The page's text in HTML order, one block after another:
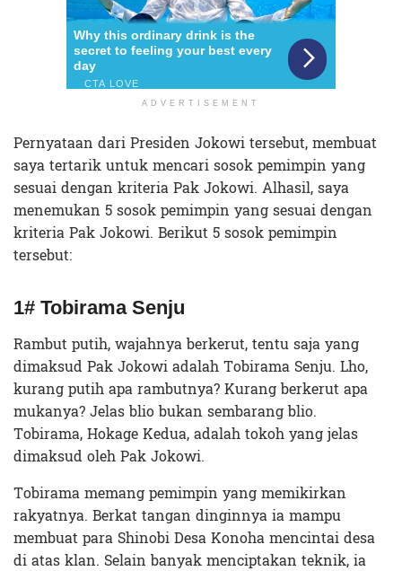
ADVERTISEMENT
Pernyataan dari Presiden Jokowi tersebut, membuat
saya tertarik untuk mencari sosok pemimpin yang
sesuai dengan kriteria Pak Jokowi. Alhasil, saya
menemukan 5 sosok pemimpin yang sesuai dengan
kriteria Pak Jokowi. Berikut 5 sosok pemimpin
tersebut:
1# Tobirama Senju
Rambut putih, wajahnya berkerut, tentu saja yang
dimaksud Pak Jokowi adalah Tobirama Senju. Lho,
kurang putih apa rambutnya? Kurang berkerut apa
mukanya? Jelas blio bukan sembarang blio.
Tobirama, Hokage Kedua, adalah tokoh yang jelas
dimaksud oleh Pak Jokowi.
Tobirama memang pemimpin yang memikirkan
rakyatnya. Berkat tangan dinginnya ia mampu
membuat para Shinobi Desa Konoha mencintai desa
di atas klan. Selain banyak menciptakan teknik, ia